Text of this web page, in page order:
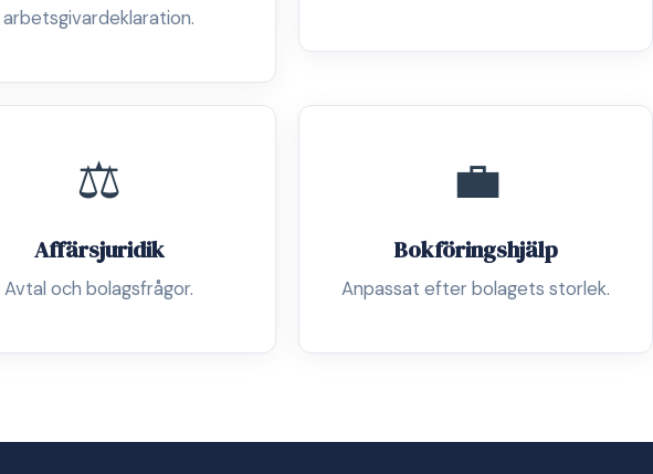
arbetsgivardeklaration.
⚖️
Affärsjuridik
Avtal och bolagsfrågor.
💼
Bokföringshjälp
Anpassat efter bolagets storlek.